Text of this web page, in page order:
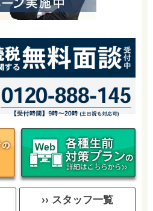
›› スタッフ一覧